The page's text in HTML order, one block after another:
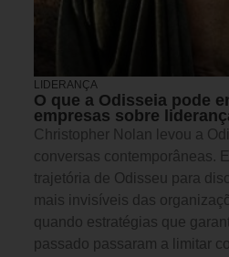
LIDERANÇA
O que a Odisseia pode
empresas sobre
Christopher Nolan levou a
conversas contemporâneas.
trajetória de Odisseu para
mais invisíveis das
quando estratégias que
passado passaram a limitar